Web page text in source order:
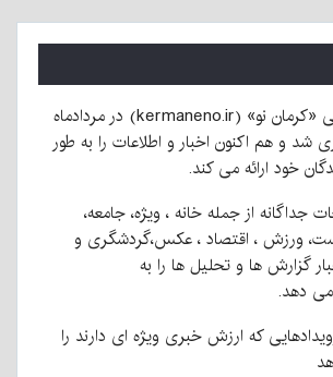
پایگاه خبری،تحلیلی «کرمان نو» (kermaneno.ir) در مردادماه
اندازی شد و هم اکنون اخبار و اطلاعات را به طور
از جمله خانه ، ویژه، جامعه،
ورزش ، اقتصاد ، عکس،گردشگری و
گزارش ها و تحلیل ها را به
می دهد.
که ارزش خبری ویژه ای دارند را